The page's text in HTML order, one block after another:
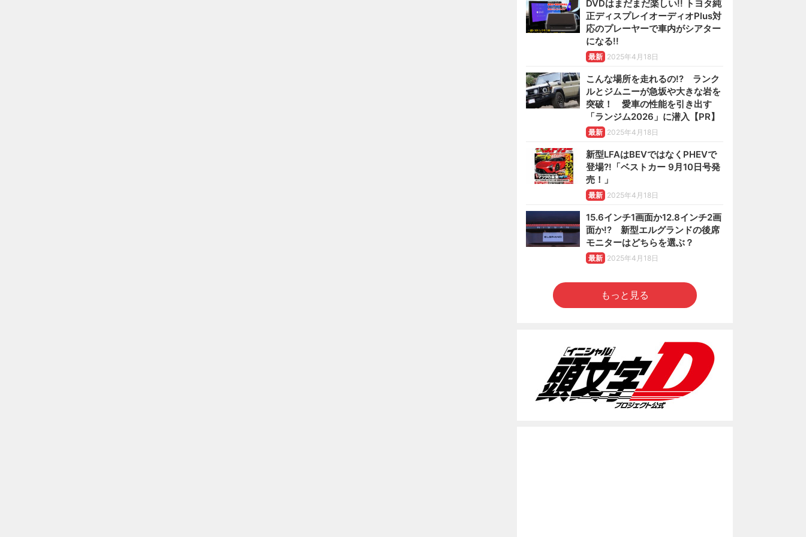
DVDはまだまだ楽しい!! トヨタ純
正ディスプレイオーディオPlus対
応のプレーヤーで車内がシアター
になる!!
最新 2025年4月18日
こんな場所を走れるの!? ランク
ルとジムニーが急坂や大きな岩を
突破！ 愛車の性能を引き出す
「ランジム2026」に潜入【PR】
最新 2025年4月18日
新型LFAはBEVではなくPHEVで
登場?!「ベストカー 9月10日号発
売！」
最新 2025年4月18日
15.6インチ1画面か12.8インチ2画
面か!? 新型エルグランドの後席
モニターはどちらを選ぶ？
最新 2025年4月18日
もっと見る